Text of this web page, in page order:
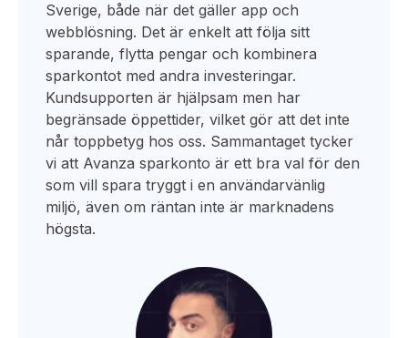
Sverige, både när det gäller app och
webblösning. Det är enkelt att följa sitt
sparande, flytta pengar och kombinera
sparkontot med andra investeringar.
Kundsupporten är hjälpsam men har
begränsade öppettider, vilket gör att det inte
når toppbetyg hos oss. Sammantaget tycker
vi att Avanza sparkonto är ett bra val för den
som vill spara tryggt i en användarvänlig
miljö, även om räntan inte är marknadens
högsta.